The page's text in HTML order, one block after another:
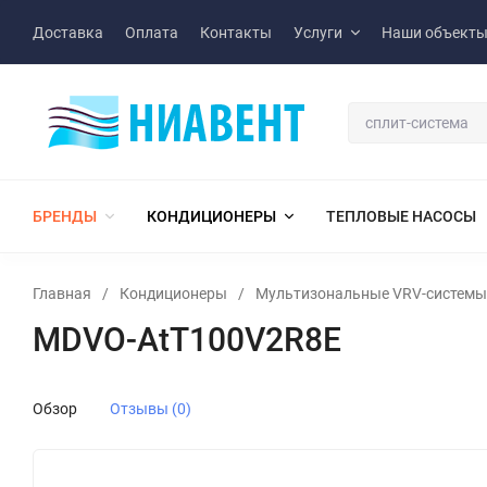
Доставка Оплата Контакты Услуги Наши объекты
БРЕНДЫ КОНДИЦИОНЕРЫ ТЕПЛОВЫЕ НАСОСЫ
Главная / Кондиционеры / Мультизональные VRV-системы
MDVO-AtT100V2R8E
Обзор Отзывы (0)